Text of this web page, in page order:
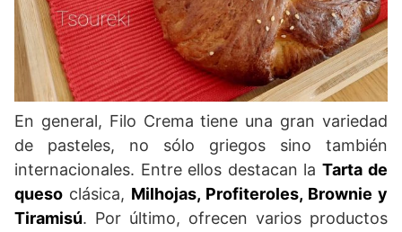
En general, Filo Crema tiene una gran variedad
de pasteles, no sólo griegos sino también
internacionales. Entre ellos destacan la Tarta de
queso clásica, Milhojas, Profiteroles, Brownie y
Tiramisú. Por último, ofrecen varios productos